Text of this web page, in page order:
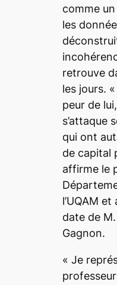
comme
les
retrouve
les jours. «
peur de
s’attaque
qui ont
de capital
affirme le
l’UQAM
date de
Gagnon.
« Je